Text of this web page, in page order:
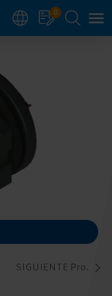
0
SIGUIENTE Pro.